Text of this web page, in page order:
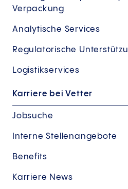
Verpackung
Analytische Services
Regulatorische
Logistikservices
Karriere bei Vetter
Jobsuche
Interne Stellenangebote
Benefits
Karriere News